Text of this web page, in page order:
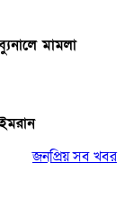
মামলা
জনপ্রিয় সব খবর